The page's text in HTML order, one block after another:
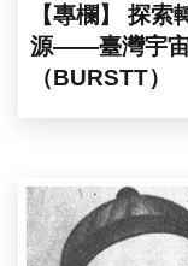
【專欄】 探
源——臺灣宇宙
（BURSTT）